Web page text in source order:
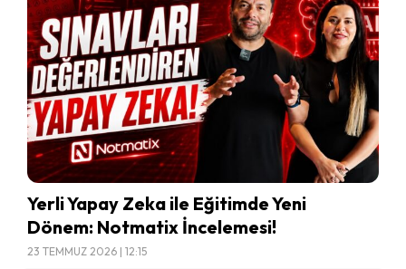
Yerli Yapay Zeka ile Eğitimde Yeni
Dönem: Notmatix İncelemesi!
23 TEMMUZ 2026 | 12:15